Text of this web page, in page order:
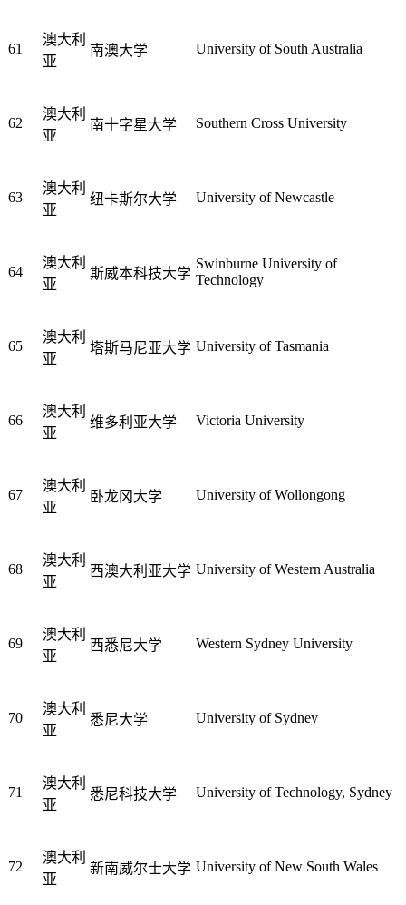
61
澳大利
亚
南澳大学 University of South Australia
62
澳大利
亚
南十字星大学 Southern Cross University
63
澳大利
亚
纽卡斯尔大学 University of Newcastle
64
澳大利
亚
斯威本科技大学
Swinburne University of
Technology
65
澳大利
亚
塔斯马尼亚大学 University of Tasmania
66
澳大利
亚
维多利亚大学 Victoria University
67
澳大利
亚
卧龙冈大学 University of Wollongong
68
澳大利
亚
西澳大利亚大学 University of Western Australia
69
澳大利
亚
西悉尼大学 Western Sydney University
70
澳大利
亚
悉尼大学 University of Sydney
71
澳大利
亚
悉尼科技大学 University of Technology, Sydney
72
澳大利
亚
新南威尔士大学 University of New South Wales